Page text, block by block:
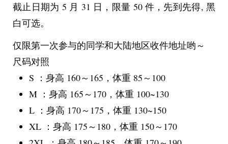
截止日期为 5 月 31 日，限量 50 件，先到先得, 黑
白可选。
仅限第一次参与的同学和大陆地区收件地址哟～
尺码对照
S ：身高 160～165，体重 85～100
M ：身高 165～170，体重 100~130
L ：身高 170～175，体重 130~150
XL ：身高 175～180，体重 150～170